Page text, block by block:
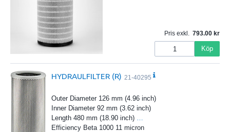
Pris exkl. 793.00
Köp
HYDRAULFILTER (R) 21-40295
Outer Diameter 126 mm (4.96 inch)
Inner Diameter 92 mm (3.62 inch)
Length 480 mm (18.90 inch)
Efficiency Beta 1000 11 micron